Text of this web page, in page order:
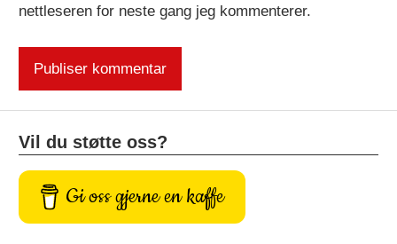
nettleseren for neste gang jeg kommenterer.
Vil du støtte oss?
Gi oss gjerne en kaffe